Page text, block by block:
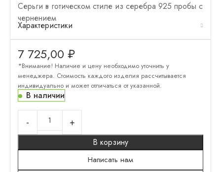
Серьги в готическом стиле из серебра 925 пробы с
чернением
Характеристики
7 725,00 ₽
*Внимание! Наличие и цену необходимо уточнить у
менеджера. Стоимость каждого изделия рассчитывается
индивидуально и может отличаться от указанной.
В наличии
В корзину
Написать нам